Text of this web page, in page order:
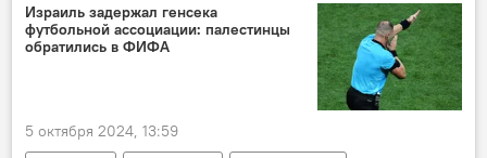
29-я сессия Конференции сторон Рамочной конвенции ООН по изменению климата
МИД Азербайджана
территориальные претензии
Израиль задержал генсека
футбольной ассоциации: палестинцы
обратились в ФИФА
5 октября 2024, 13:59